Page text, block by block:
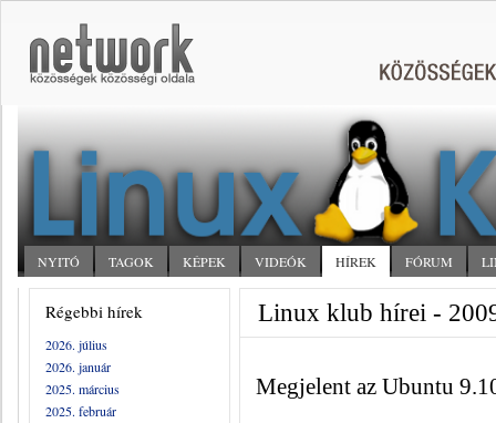
NYITÓ TAGOK KÉPEK VIDEÓK HÍREK FÓRUM
Régebbi hírek
2026. július
2026. január
2025. március
2025. február
Linux klub hírei -
Megjelent az Ubuntu